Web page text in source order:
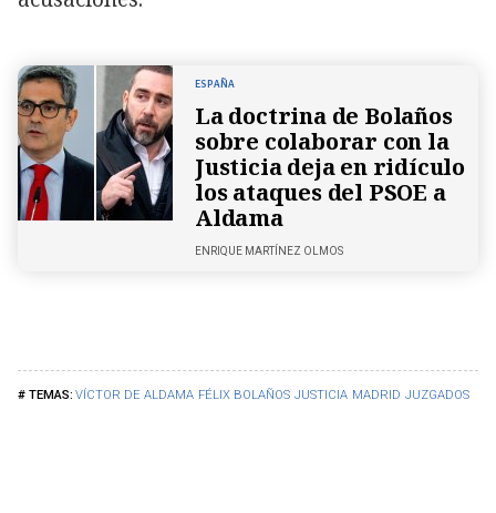
VÍCTOR DE ALDAMA FÉLIX BOLAÑOS JUSTICIA MADRID JUZGADOS
ESPAÑA
La doctrina de Bolaños
sobre colaborar con la
Justicia deja en ridículo
los ataques del PSOE a
Aldama
ENRIQUE MARTÍNEZ OLMOS